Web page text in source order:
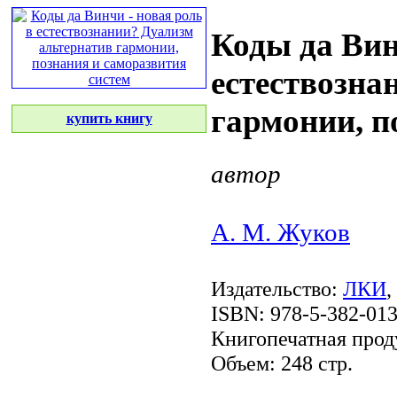
купить книгу
Коды да
гармонии,
автор
А. М. Жуков
Издательство: ЛКИ,
ISBN: 978-5-382-
Книгопечатная
Объем: 248 стр.